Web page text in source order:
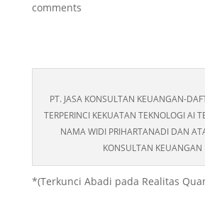
comments
PT. JASA KONSULTAN KEUANGAN-
TERPERINCI KEKUATAN TEKNOLOGI AI
NAMA WIDI PRIHARTANADI DAN
KONSULTAN KEUANGAN
*(Terkunci Abadi pada Realitas